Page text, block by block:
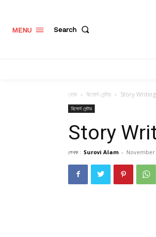
MENU Search
হোম রিসোর্স সেন্টার Story Writing
রিসোর্স সেন্টার
Story
লেখক : Surovi Alam - November